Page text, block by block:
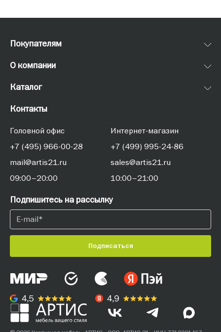
Покупателям
О компании
Каталог
Контакты
Головной офис
+7 (495) 966-00-28
mail@artis21.ru
09:00–20:00
Интернет-магазин
+7 (499) 995-24-86
sales@artis21.ru
10:00–21:00
Подпишитесь на рассылку
Подписаться